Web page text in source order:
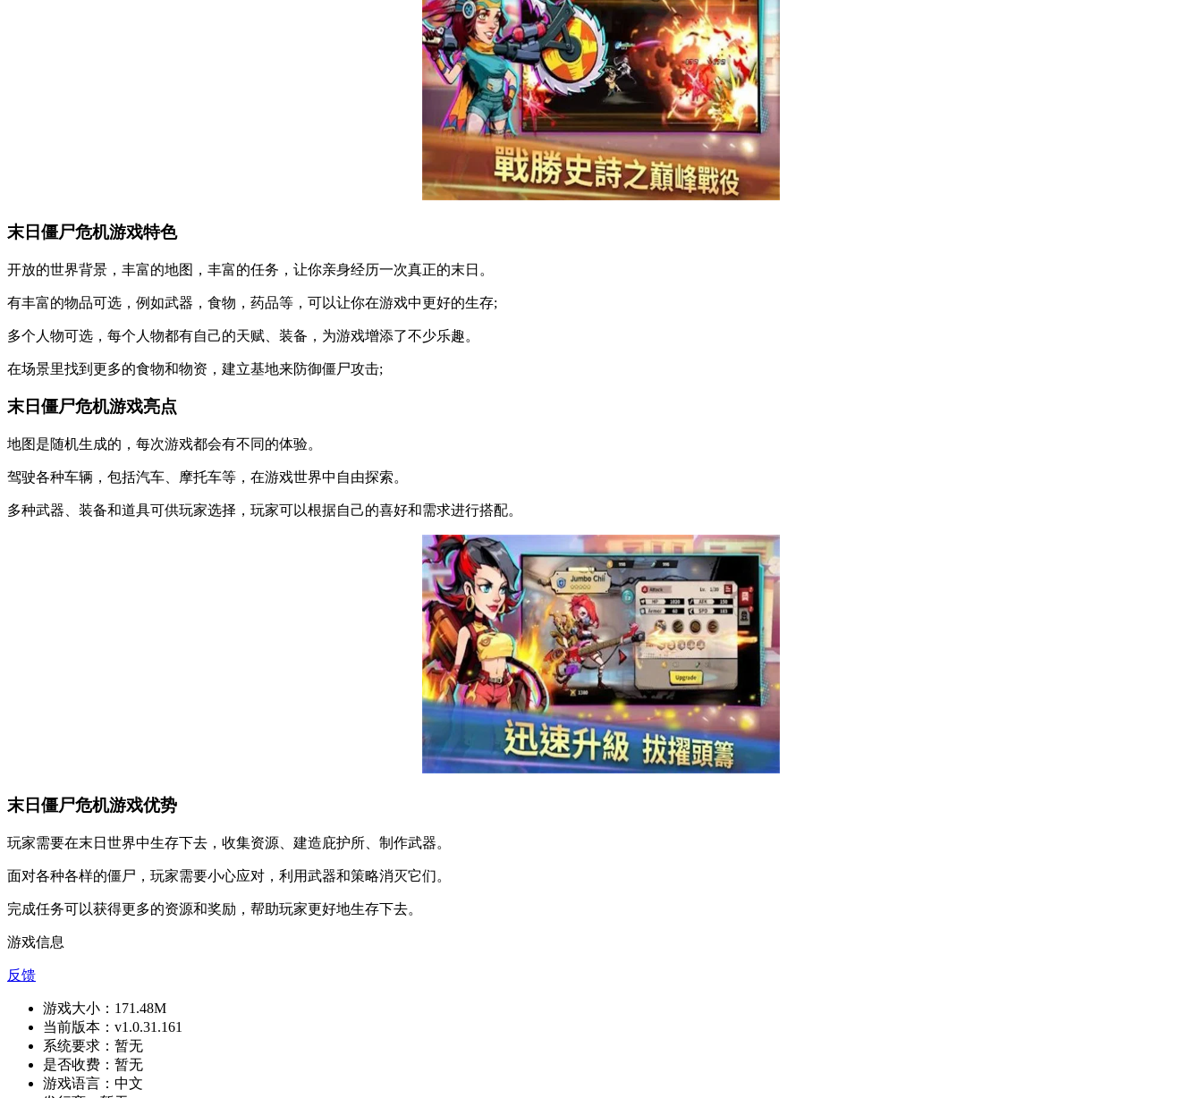
末日僵尸危机游戏特色
开放的世界背景，丰富的地图，丰富的任务，让你亲身经历一次真正的末日。
有丰富的物品可选，例如武器，食物，药品等，可以让你在游戏中更好的生存;
多个人物可选，每个人物都有自己的天赋、装备，为游戏增添了不少乐趣。
在场景里找到更多的食物和物资，建立基地来防御僵尸攻击;
末日僵尸危机游戏亮点
地图是随机生成的，每次游戏都会有不同的体验。
驾驶各种车辆，包括汽车、摩托车等，在游戏世界中自由探索。
多种武器、装备和道具可供玩家选择，玩家可以根据自己的喜好和需求进行搭配。
末日僵尸危机游戏优势
玩家需要在末日世界中生存下去，收集资源、建造庇护所、制作武器。
面对各种各样的僵尸，玩家需要小心应对，利用武器和策略消灭它们。
完成任务可以获得更多的资源和奖励，帮助玩家更好地生存下去。
游戏信息
反馈
游戏大小： 171.48M
当前版本： v1.0.31.161
系统要求： 暂无
是否收费： 暂无
游戏语言： 中文